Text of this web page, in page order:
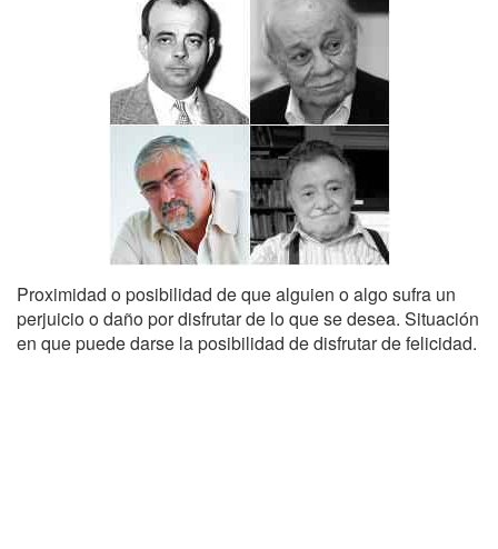
Proximidad o posibilidad de que alguien o algo sufra un
perjuicio o daño por disfrutar de lo que se desea. Situación
en que puede darse la posibilidad de disfrutar de felicidad.